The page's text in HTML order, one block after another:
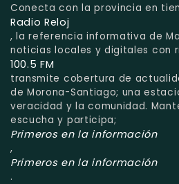
Conecta con la provincia en
Radio Reloj
, la referencia informativa de
noticias locales y digitales con
100.5 FM
transmite cobertura de
de Morona-Santiago; una
veracidad y la comunidad.
escucha y participa;
Primeros en la información
,
Primeros en la información
.